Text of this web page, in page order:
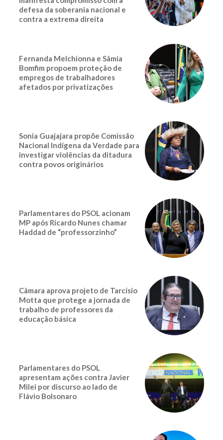
defesa da soberania nacional e
contra a extrema direita
Fernanda Melchionna e Sâmia
Bomfim propoem proteção de
empregos de trabalhadores
afetados por privatizações
Sonia Guajajara propõe Comissão
Nacional Indígena da Verdade para
investigar violências da ditadura
contra povos originários
Parlamentares do PSOL acionam
MP após Ricardo Nunes chamar
Haddad de “professorzinho”
Câmara aprova projeto de Tarcísio
Motta que protege a jornada de
trabalho de professores da
educação básica
Parlamentares do PSOL
apresentam ações contra Javier
Milei por discurso ao lado de
Flávio Bolsonaro